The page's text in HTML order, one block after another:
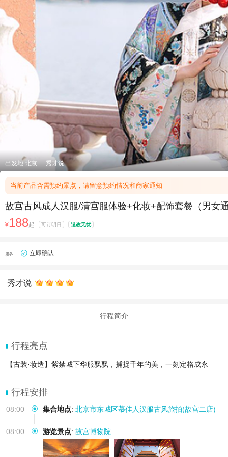
出发地:北京 秀才说
当前产品含需预约景点，请留意预约情况和商家通知
故宫古风成人汉服/清宫服体验+化妆+配饰套餐（男女
¥188起 可订明日 退改无忧
服务 立即确认
秀才说
行程简介
行程亮点
【古装·妆造】紫禁城下华服飘飘，捕捉千年的美，一刻定格成永
行程安排
08:00 集合地点: 北京市东城区慕佳人汉服古风旅拍(故宫二店)
08:00 游览景点: 故宫博物院